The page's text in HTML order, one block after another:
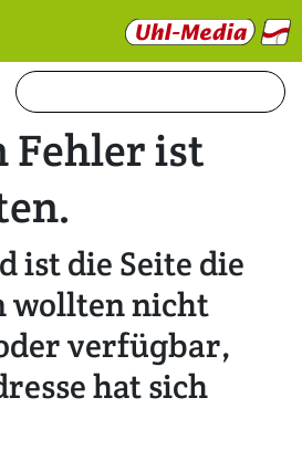
Fehler ist
ist die Seite die
wollten nicht
verfügbar,
hat sich